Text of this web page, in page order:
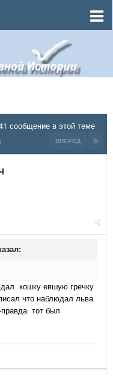
сообщение в этой теме
ВПЕРЁД
кошку евшую гречку
что наблюдал льва
правда тот был